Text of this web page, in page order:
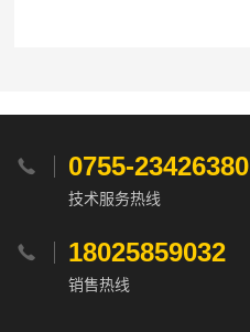
 0755-23426380
技术服务热线
 18025859032
销售热线